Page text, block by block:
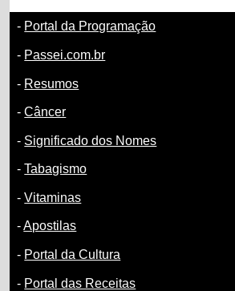
- Portal da Programação
- Passei.com.br
- Resumos
-Câncer
- Significado dos Nomes
-Tabagismo
-Vitaminas
-Apostilas
- Portal da Cultura
- Portal das Receitas